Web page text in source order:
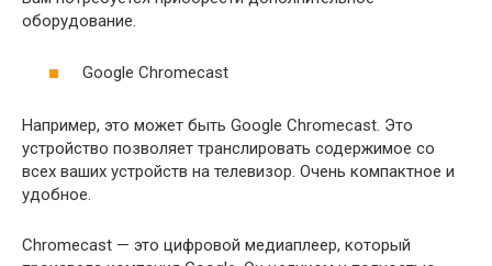
оборудование.
Google Chromecast
Например, это может быть Google Chromecast. Это
устройство позволяет транслировать содержимое со
всех ваших устройств на телевизор. Очень компактное и
удобное.
Chromecast — это цифровой медиаплеер, который